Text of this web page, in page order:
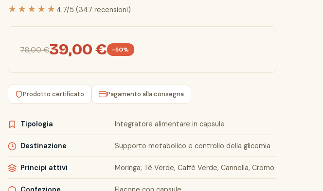
★★★★★ 4.7/5 (347 recensioni)
78,00 €39,00 € -50%
Prodotto certificato Pagamento alla consegna
Tipologia Integratore alimentare in capsule
Destinazione Supporto metabolico e controllo della glicemia
Principi attivi Moringa, Tè Verde, Caffè Verde, Cannella, Cromo